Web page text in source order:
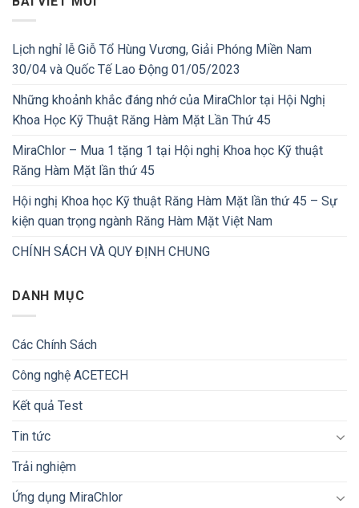
Lịch nghỉ lễ Giỗ Tổ Hùng Vương, Giải Phóng Miền Nam
30/04 và Quốc Tế Lao Động 01/05/2023
Những khoảnh khắc đáng nhớ của MiraChlor tại Hội Nghị
Khoa Học Kỹ Thuật Răng Hàm Mặt Lần Thứ 45
MiraChlor – Mua 1 tặng 1 tại Hội nghị Khoa học Kỹ thuật
Răng Hàm Mặt lần thứ 45
Hội nghị Khoa học Kỹ thuật Răng Hàm Mặt lần thứ 45 – Sự
kiện quan trọng ngành Răng Hàm Mặt Việt Nam
CHÍNH SÁCH VÀ QUY ĐỊNH CHUNG
DANH MỤC
Các Chính Sách
Công nghệ ACETECH
Kết quả Test
Tin tức
Trải nghiệm
Ứng dụng MiraChlor